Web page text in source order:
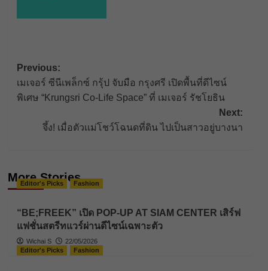
Post
navigation
Previous:
เมเจอร์ ซีนีเพล็กซ์ กรุ้ป จับมือ กรุงศรี เปิดพื้นที่ดีไซน์
พิเศษ “Krungsri Co-Life Space” ที่ เมเจอร์ รัชโยธิน
Next:
จึ้ง! เมื่อตัวเเม่โชว์โฉนดที่ดิน ไปเป็นสาวอยู่บางนา
More Stories
Editor's Picks Fashion
“BE;FREEK” เปิด POP-UP AT SIAM CENTER เสิร์ฟ
แฟชั่นสตรีทแวร์ผ่านดีไซน์เฉพาะตัว
Wichai S
22/05/2026
Editor's Picks
Fashion